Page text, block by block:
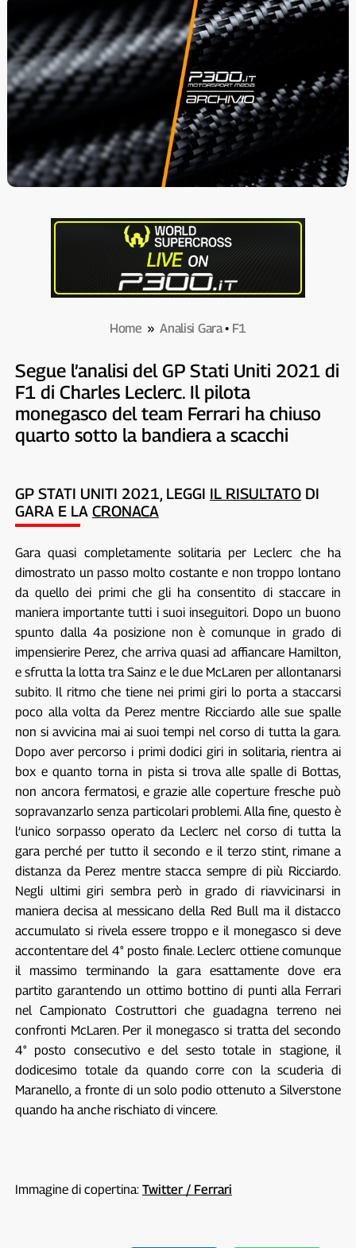
Home »Analisi Gara• F1
Segue l’analisi del GP Stati Uniti 2021 di
F1 di Charles Leclerc. Il pilota
monegasco del team Ferrari ha chiuso
quarto sotto la bandiera a scacchi
GP STATI UNITI 2021, LEGGI IL RISULTATODI
GARA E LA CRONACA
Gara quasi completamente solitaria per Leclerc che ha
dimostrato un passo molto costante e non troppo lontano
da quello dei primi che gli ha consentito di staccare in
maniera importante tutti i suoi inseguitori. Dopo un buono
spunto dalla 4a posizione non è comunque in grado di
impensierire Perez, che arriva quasi ad affiancare Hamilton,
e sfrutta la lotta tra Sainz e le due McLaren per allontanarsi
subito. Il ritmo che tiene nei primi giri lo porta a staccarsi
poco alla volta da Perez mentre Ricciardo alle sue spalle
non si avvicina mai ai suoi tempi nel corso di tutta la gara.
Dopo aver percorso i primi dodici giri in solitaria, rientra ai
box e quanto torna in pista si trova alle spalle di Bottas,
non ancora fermatosi, e grazie alle coperture fresche può
sopravanzarlo senza particolari problemi. Alla fine, questo è
l’unico sorpasso operato da Leclerc nel corso di tutta la
gara perché per tutto il secondo e il terzo stint, rimane a
distanza da Perez mentre stacca sempre di più Ricciardo.
Negli ultimi giri sembra però in grado di riavvicinarsi in
maniera decisa al messicano della Red Bull ma il distacco
accumulato si rivela essere troppo e il monegasco si deve
accontentare del 4° posto finale. Leclerc ottiene comunque
il massimo terminando la gara esattamente dove era
partito garantendo un ottimo bottino di punti alla Ferrari
nel Campionato Costruttori che guadagna terreno nei
confronti McLaren. Per il monegasco si tratta del secondo
4° posto consecutivo e del sesto totale in stagione, il
dodicesimo totale da quando corre con la scuderia di
Maranello, a fronte di un solo podio ottenuto a Silverstone
quando ha anche rischiato di vincere.
Immagine di copertina: Twitter / Ferrari